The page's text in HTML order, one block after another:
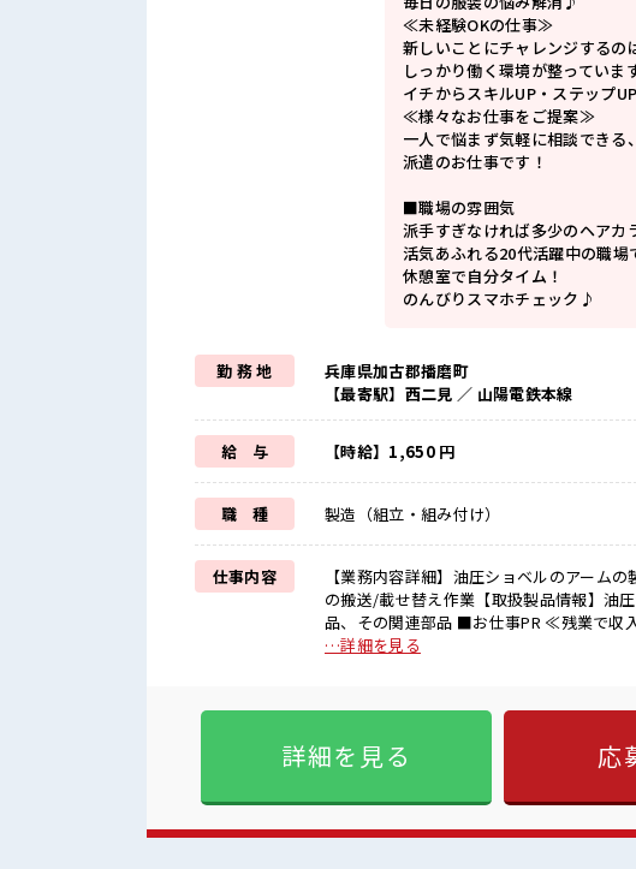
≪未経験OKの仕事≫
新しいことにチャレンジするの
しっかり働く環境が整っていま
イチからスキルUP・ステップ
≪様々なお仕事をご提案≫
一人で悩まず気軽に相談できる、
派遣のお仕事です！
■職場の雰囲気
派手すぎなければ多少のヘア
活気あふれる20代活躍中の職
休憩室で自分タイム！
のんびりスマホチェック♪
勤 務 地
兵庫県加古郡播磨町
【最寄駅】西二見 ／ 山陽電鉄本線
給 与 【時給】1,650 円
職 種 製造（組立・組み付け）
仕事内容
【業務内容詳細】油圧ショベルのアーム
の搬送/載せ替え作業【取扱製品情報】油
品、その関連部品 ■お仕事PR ≪残業で収入アップ≫ 高収入を希望される方にオススメ。 残業
は月20時間以上あります♪ ≪髪型自由≫ 基
イチからスキルUP・ステップUP目指し
ラーもOKなのはウレシイPoint☆ 活気あ
…詳細を見る
詳細を見る 応